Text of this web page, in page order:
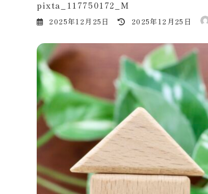
pixta_117750172_M
2025年12月25日
最
日
時
:
2025年12月25日